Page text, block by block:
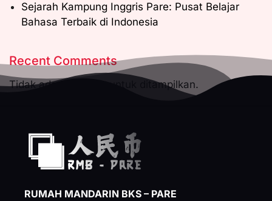
Sejarah Kampung Inggris Pare: Pusat Belajar
Bahasa Terbaik di Indonesia
Recent Comments
Tidak ada komentar untuk ditampilkan.
RUMAH MANDARIN BKS – PARE